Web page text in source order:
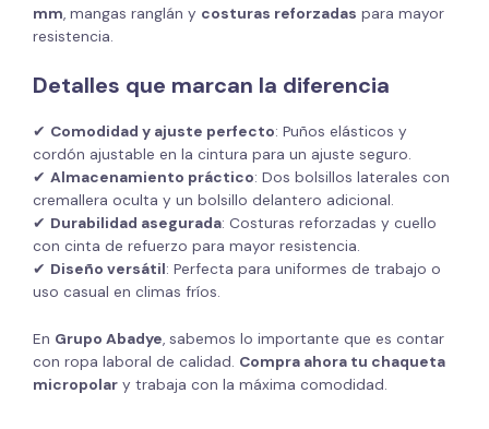
mm, mangas ranglán y costuras reforzadas para mayor
resistencia.
Detalles que marcan la diferencia
✔ Comodidad y ajuste perfecto: Puños elásticos y
cordón ajustable en la cintura para un ajuste seguro.
✔ Almacenamiento práctico: Dos bolsillos laterales con
cremallera oculta y un bolsillo delantero adicional.
✔ Durabilidad asegurada: Costuras reforzadas y cuello
con cinta de refuerzo para mayor resistencia.
✔ Diseño versátil: Perfecta para uniformes de trabajo o
uso casual en climas fríos.
En Grupo Abadye, sabemos lo importante que es contar
con ropa laboral de calidad. Compra ahora tu chaqueta
micropolar y trabaja con la máxima comodidad.